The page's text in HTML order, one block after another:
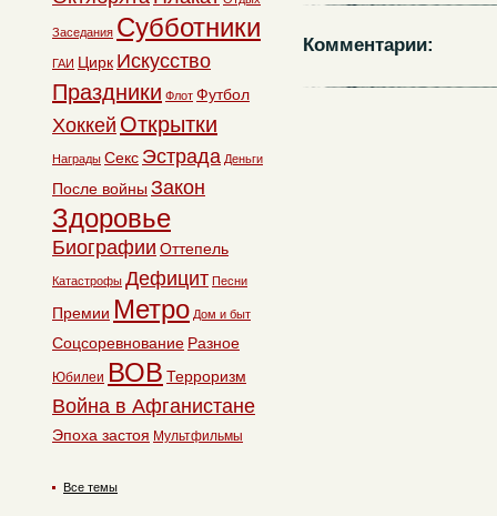
Комментарии:
Заседания Субботники
ГАИ Цирк Искусство
Праздники Флот Футбол
Хоккей Открытки
Награды Секс Эстрада Деньги
После войны Закон
Здоровье
Биографии Оттепель
Катастрофы Дефицит Песни
Премии Метро Дом и быт
Соцсоревнование Разное
Юбилеи ВОВ Терроризм
Война в Афганистане
Эпоха застоя Мультфильмы
Все темы